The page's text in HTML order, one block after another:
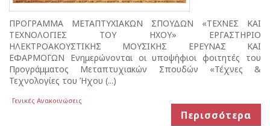
ΠΡΟΓΡΑΜΜΑ ΜΕΤΑΠΤΥΧΙΑΚΩΝ ΣΠΟΥΔΩΝ «ΤΕΧΝΕΣ ΚΑΙ
ΤΕΧΝΟΛΟΓΙΕΣ ΤΟΥ ΗΧΟΥ» EPΓAΣTHPIO
HΛEKTPOAKOYΣTIKHΣ MOYΣIKHΣ EPEYNAΣ KAI
EΦAPMOΓΩN Ενημερώνονται οι υποψήφιοι φοιτητές του
Προγράμματος Μεταπτυχιακών Σπουδών «Τέχνες &
Τεχνολογίες του Ήχου (...)
Γενικές Ανακοινώσεις
Περισσότερα